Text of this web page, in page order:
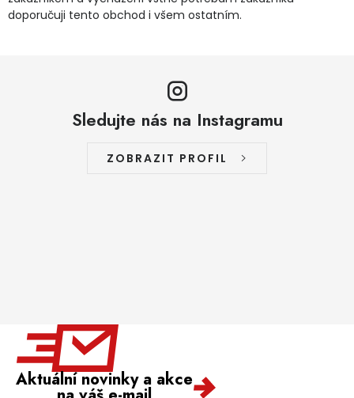
doporučuji tento obchod i všem ostatním.
Sledujte nás na Instagramu
ZOBRAZIT PROFIL
Aktuální novinky a akce